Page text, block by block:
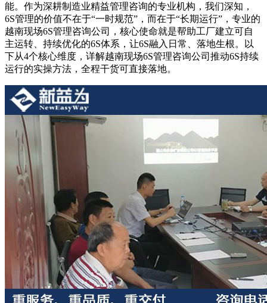
能。作为深耕制造业精益管理咨询的专业机构，我们深知，
6S管理的价值不在于“一时规范”，而在于“长期运行”，专业的
越南现场6S管理咨询公司，核心使命就是帮助工厂建立可自
主运转、持续优化的6S体系，让6S融入日常、落地生根。以
下从4个核心维度，详解越南现场6S管理咨询公司推动6S持续
运行的实操方法，全程干货可直接落地。